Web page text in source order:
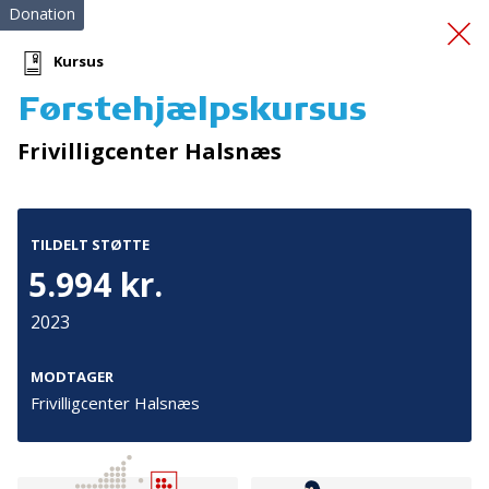
Førstehjælpskurser
Donation
Kursus
Førstehjælpskursus
Frivilligcenter Halsnæs
TILDELT STØTTE
5.994 kr.
2023
MODTAGER
Frivilligcenter Halsnæs
Tilmeld nyhedsbrev
De seneste nyheder om TrygFondens og TryghedsGruppens
aktiviteter direkte i din indbakke.
Tilmeld